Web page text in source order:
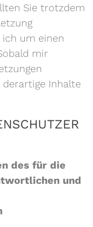
Sie trotzdem
um einen
mir
Inhalte
des für die
und